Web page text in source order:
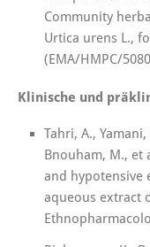
Community
Urtica urens L.,
(EMA/HMPC/
Klinische und
Tahri, A.,
Bnouham, M., et
and hypotensive
aqueous extract